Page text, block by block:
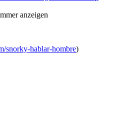
anzeigen
snorky-hablar-hombre)